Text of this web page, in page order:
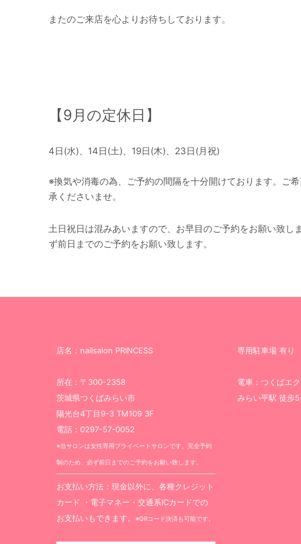
またのご来店を心よりお待ちしております。
【9月の定休日】
4日(水)、14日(土)、19日(木)、23日(月祝)
※換気や消毒の為、ご予約の間隔を十分開けております。ご
承くださいませ。
土日祝日は混みあいますので、お早目のご予約をお願い致
ず前日までのご予約をお願い致します。
店名：nailsalon PRINCESS
所在：〒300-2358
茨城県つくばみらい市
陽光台4丁目9-3 TM109 3F
電話：0297-57-0052
※当サロンは女性専用プライベートサロンです。完全予約
制のため、必ず前日までのご予約をお願い致します。
お支払い方法：現金以外に、各種クレジット
カード ・電子マネー・交通系ICカードでの
お支払いもできます。※QRコード決済も可能です。
専用駐車場 有り
電車：つくばエ
みらい平駅 徒歩5